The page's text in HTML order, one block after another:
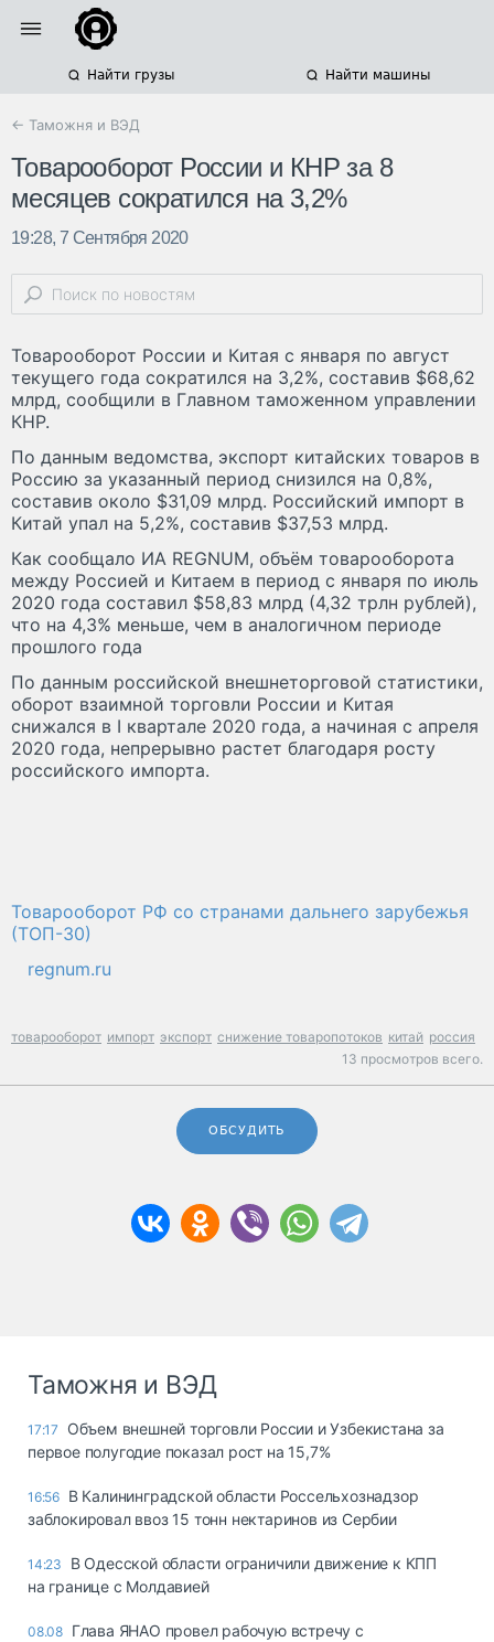
Найти грузы Найти машины
← Таможня и ВЭД
Товарооборот России и КНР за 8
месяцев сократился на 3,2%
19:28, 7 Сентября 2020
Товарооборот России и Китая с января по август
текущего года сократился на 3,2%, составив $68,62
млрд, сообщили в Главном таможенном управлении
КНР.
По данным ведомства, экспорт китайских товаров в
Россию за указанный период снизился на 0,8%,
составив около $31,09 млрд. Российский импорт в
Китай упал на 5,2%, составив $37,53 млрд.
Как сообщало ИА REGNUM, объём товарооборота
между Россией и Китаем в период с января по июль
2020 года составил $58,83 млрд (4,32 трлн рублей),
что на 4,3% меньше, чем в аналогичном периоде
прошлого года
По данным российской внешнеторговой статистики,
оборот взаимной торговли России и Китая
снижался в I квартале 2020 года, а начиная с апреля
2020 года, непрерывно растет благодаря росту
российского импорта.
Товарооборот РФ со странами дальнего зарубежья
(ТОП-30)
regnum.ru
товарооборот импорт экспорт снижение товаропотоков китай россия
13 просмотров всего.
ОБСУДИТЬ
Таможня и ВЭД
17:17
Объем внешней торговли России и Узбекистана за
первое полугодие показал рост на 15,7%
16:56 В Калининградской области Россельхознадзор
заблокировал ввоз 15 тонн нектаринов из Сербии
14:23
В Одесской области ограничили движение к КПП
на границе с Молдавией
08.08 Глава ЯНАО провел рабочую встречу с